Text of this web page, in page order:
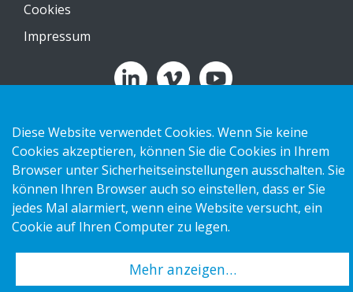
Cookies
Impressum
Diese Website verwendet Cookies. Wenn Sie keine
Cookies akzeptieren, können Sie die Cookies in Ihrem
Browser unter Sicherheitseinstellungen ausschalten. Sie
können Ihren Browser auch so einstellen, dass er Sie
jedes Mal alarmiert, wenn eine Website versucht, ein
Cookie auf Ihren Computer zu legen.
Mehr anzeigen…